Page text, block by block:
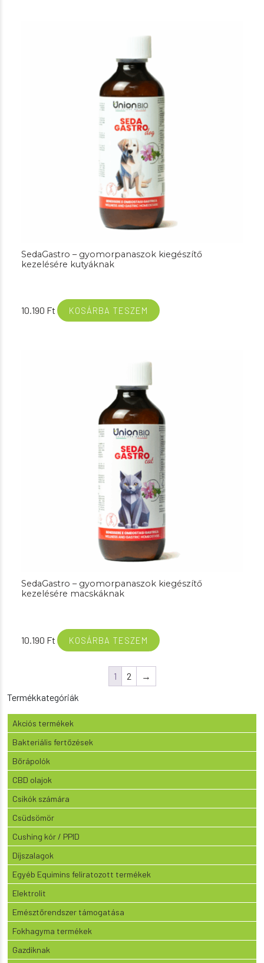
SedaGastro – gyomorpanaszok kiegészítő
kezelésére kutyáknak
10.190 Ft KOSÁRBA TESZEM
SedaGastro – gyomorpanaszok kiegészítő
kezelésére macskáknak
10.190 Ft KOSÁRBA TESZEM
1 2
→
Termékkategóriák
Akciós termékek
Bakteriális fertőzések
Bőrápolók
CBD olajok
Csikók számára
Csüdsömör
Cushing kór / PPID
Díjszalagok
Egyéb Equimins feliratozott termékek
Elektrolit
Emésztőrendszer támogatása
Fokhagyma termékek
Gazdiknak